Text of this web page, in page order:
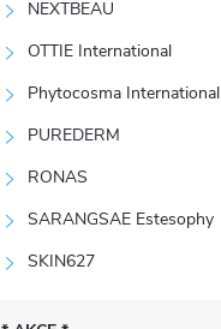
NEXTBEAU
OTTIE International
Phytocosma International
PUREDERM
RONAS
SARANGSAE Estesophy
SKIN627